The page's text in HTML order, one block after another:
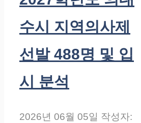
수시 지역의사제
선발 488명 및 입
시 분석
2026년 06월 05일 작성자: